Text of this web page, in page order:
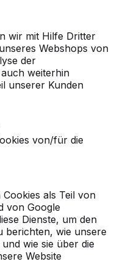
wir mit Hilfe Dritter
Webshops von
der
weiterhin
unserer Kunden
von/für die
als Teil von
von Google
Dienste, um den
berichten, wie unsere
wie sie über die
Website
in ganz Europa
Sie hier, wo Sie
Nähe finden.